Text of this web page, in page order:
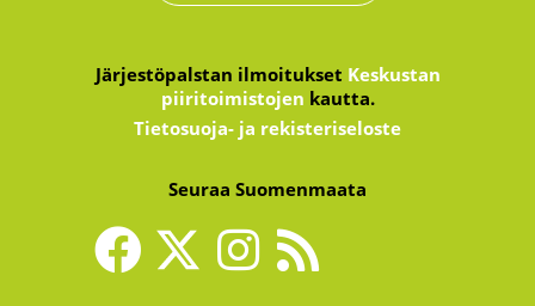
Järjestöpalstan ilmoitukset Keskustan
piiritoimistojen kautta.
Tietosuoja- ja rekisteriseloste
Seuraa Suomenmaata